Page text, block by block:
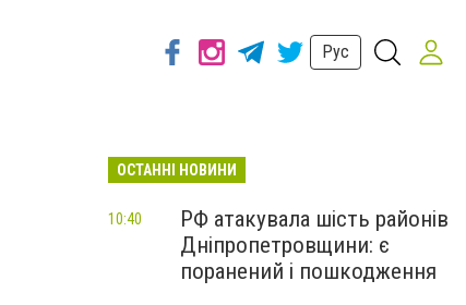
Рус
ОСТАННІ НОВИНИ
РФ атакувала шість районів
Дніпропетровщини: є
поранений і пошкодження
10:40